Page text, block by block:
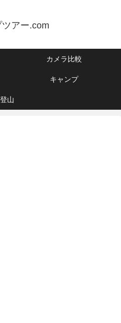
アー.com
カメラ比較
キャンプ
登山